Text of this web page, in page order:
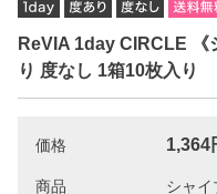
ReVIA 1day CIRCLE 《
り 度なし 1箱10枚入り
価格 1,364
商品